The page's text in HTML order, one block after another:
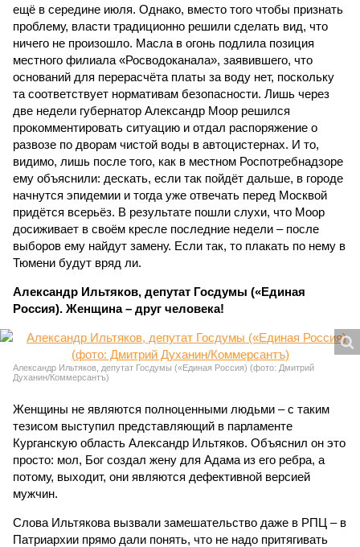
ещё в середине июля. Однако, вместо того чтобы признать
проблему, власти традиционно решили сделать вид, что
ничего не произошло. Масла в огонь подлила позиция
местного филиала «Росводоканала», заявившего, что
оснований для перерасчёта платы за воду нет, поскольку
та соответствует нормативам безопасности. Лишь через
две недели губернатор Александр Моор решился
прокомментировать ситуацию и отдал распоряжение о
развозе по дворам чистой воды в автоцистернах. И то,
видимо, лишь после того, как в местном Роспотребнадзоре
ему объяснили: дескать, если так пойдёт дальше, в городе
начнутся эпидемии и тогда уже отвечать перед Москвой
придётся всерьёз. В результате пошли слухи, что Моор
досиживает в своём кресле последние недели – после
выборов ему найдут замену. Если так, то плакать по нему в
Тюмени будут вряд ли.
Александр Ильтяков, депутат Госдумы («Единая
Россия). Женщина – друг человека!
Александр Ильтяков, депутат Госдумы («Единая Россия) (фото: Дмитрий
Духанин/Коммерсантъ)
Женщины не являются полноценными людьми – с таким
тезисом выступил представляющий в парламенте
Курганскую область Александр Ильтяков. Объяснил он это
просто: мол, Бог создал жену для Адама из его ребра, а
потому, выходит, они являются дефективной версией
мужчин.
Слова Ильтякова вызвали замешательство даже в РПЦ – в
Патриархии прямо дали понять, что не надо притягивать